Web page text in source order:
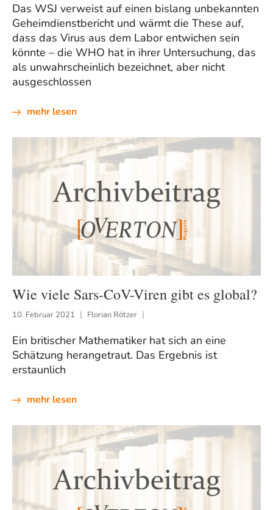
Das WSJ verweist auf einen bislang unbekannten
Geheimdienstbericht und wärmt die These auf,
dass das Virus aus dem Labor entwichen sein
könnte – die WHO hat in ihrer Untersuchung, das
als unwahrscheinlich bezeichnet, aber nicht
ausgeschlossen
mehr lesen
Wie viele Sars-CoV-Viren gibt es global?
10. Februar 2021 Florian Rötzer
Ein britischer Mathematiker hat sich an eine
Schätzung herangetraut. Das Ergebnis ist
erstaunlich
mehr lesen